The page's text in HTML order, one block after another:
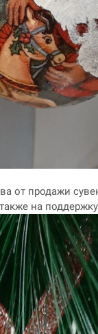
от продажи
на